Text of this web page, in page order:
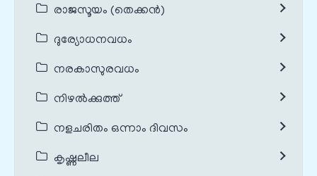
രാജസൂയം (തെക്കൻ)
ദുര്യോധനവധം
നരകാസുരവധം
നിഴൽക്കുത്ത്
നളചരിതം ഒന്നാം ദിവസം
കൃഷ്ണലീല